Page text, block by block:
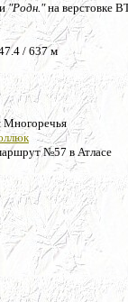
"Родн."на верстовке
/ 637 м
Многоречья
№57 в Атласе